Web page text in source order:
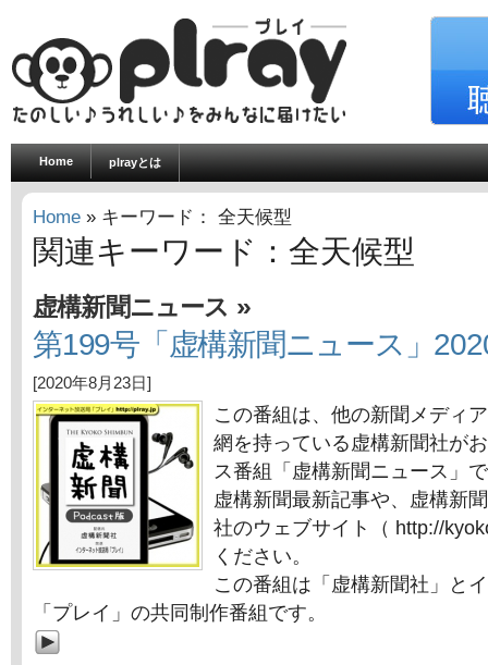
Home plrayとは
Home » キーワード： 全天候型
関連キーワード：全天候型
虚構新聞ニュース »
第199号「虚構新聞ニュース」
[2020年8月23日]
この番組は、他の新聞メディ
網を持っている虚構新聞社が
ス番組「虚構新聞ニュース」
虚構新聞最新記事や、虚構新
社のウェブサイト（ http://
ください。
この番組は「虚構新聞社」と
「プレイ」の共同制作番組です。